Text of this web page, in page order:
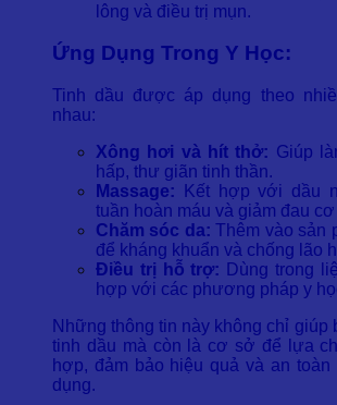
lông và điều trị mụn.
Ứng Dụng Trong Y Học:
Tinh dầu được áp dụng theo
nhau:
Xông hơi và hít thở: Giúp
hấp, thư giãn tinh thần.
Massage: Kết hợp với dầu
tuần hoàn máu và giảm đau cơ
Chăm sóc da: Thêm vào sản
để kháng khuẩn và chống lão
Điều trị hỗ trợ: Dùng trong
hợp với các phương pháp y
Những thông tin này không chỉ giúp
tinh dầu mà còn là cơ sở để lựa
hợp, đảm bảo hiệu quả và an
dụng.